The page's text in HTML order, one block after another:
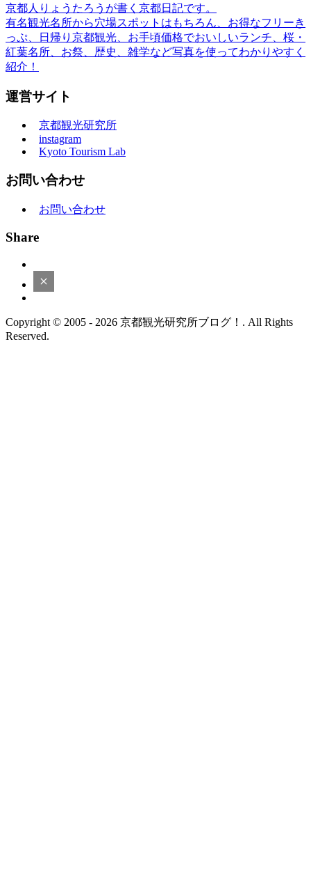
京都人りょうたろうが書く京都日記です。
有名観光名所から穴場スポットはもちろん、お得なフリーき
っぷ、日帰り京都観光、お手頃価格でおいしいランチ、桜・
紅葉名所、お祭、歴史、雑学など写真を使ってわかりやすく
紹介！
運営サイト
京都観光研究所
instagram
Kyoto Tourism Lab
お問い合わせ
お問い合わせ
Share
Copyright © 2005 - 2026 京都観光研究所ブログ！. All Rights
Reserved.